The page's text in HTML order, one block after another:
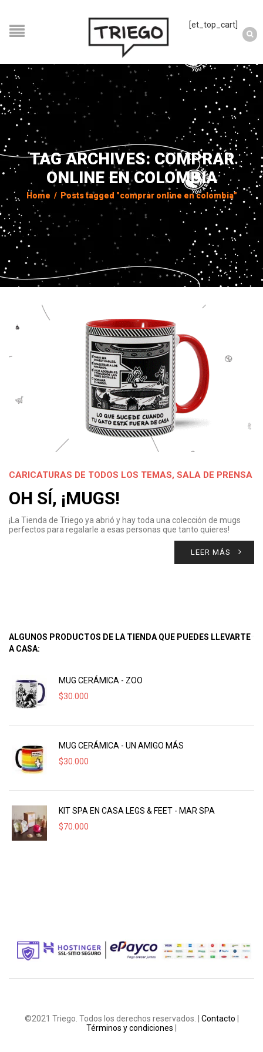
[et_top_cart]
TAG ARCHIVES: COMPRAR
ONLINE EN COLOMBIA
Home / Posts tagged "comprar online en colombia"
CARICATURAS DE TODOS LOS TEMAS, SALA DE PRENSA
OH SÍ, ¡MUGS!
¡La Tienda de Triego ya abrió y hay toda una colección de mugs
perfectos para regalarle a esas personas que tanto quieres!
LEER MÁS
ALGUNOS PRODUCTOS DE LA TIENDA QUE PUEDES LLEVARTE
A CASA:
MUG CERÁMICA - ZOO
$30.000
MUG CERÁMICA - UN AMIGO MÁS
$30.000
KIT SPA EN CASA LEGS & FEET - MAR SPA
$70.000
©2021 Triego. Todos los derechos reservados. | Contacto
Términos y condiciones